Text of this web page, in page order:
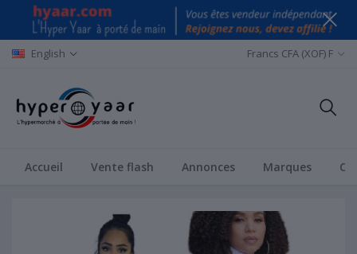
English Francs CFA (XOF) F
Accueil Vente flash Annonces Marques